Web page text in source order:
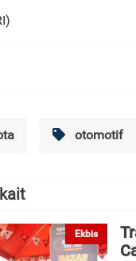
otomotif
Ekbis